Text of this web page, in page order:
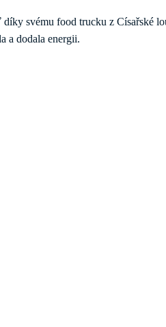
svému food trucku z Císařské
a dodala energii.